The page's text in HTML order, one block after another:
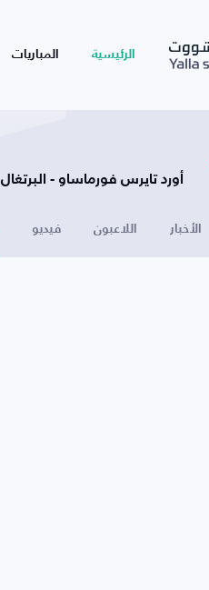
الرئيسية المباريات
أورد تايرس فورماساو - البرتغال
الأخبار اللاعبون فيديو